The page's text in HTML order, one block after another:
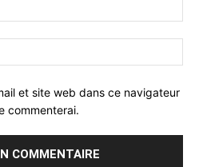
et site web dans ce navigateur
commenterai.